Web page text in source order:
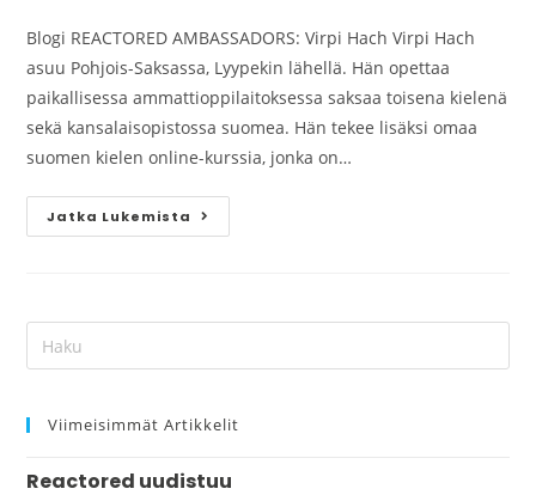
Blogi REACTORED AMBASSADORS: Virpi Hach Virpi Hach
asuu Pohjois-Saksassa, Lyypekin lähellä. Hän opettaa
paikallisessa ammattioppilaitoksessa saksaa toisena kielenä
sekä kansalaisopistossa suomea. Hän tekee lisäksi omaa
suomen kielen online-kurssia, jonka on…
Jatka Lukemista
Viimeisimmät Artikkelit
Reactored uudistuu